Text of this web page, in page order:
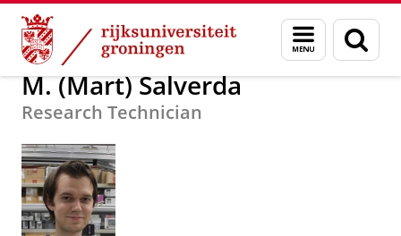
Skip
Content
Skip
Navigation
Menu
en
zoeken
Over ons M. (Mart) Salverda
M. (Mart) Salverda
Research Technician